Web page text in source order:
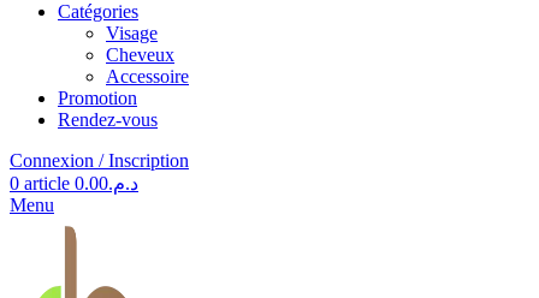
Catégories
Visage
Cheveux
Accessoire
Promotion
Rendez-vous
Connexion / Inscription
0 article د.م.0.00
Menu